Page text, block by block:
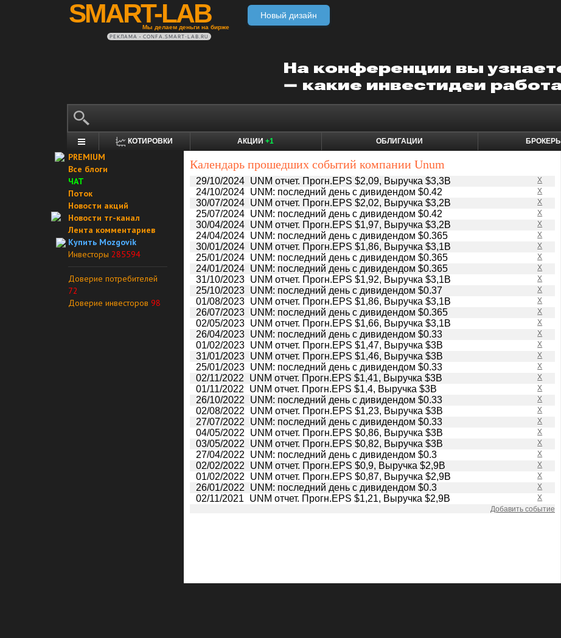
SMART-LAB
Мы делаем деньги на бирже
Новый дизайн
РЕКЛАМА • CONFA.SMART-LAB.RU
КОТИРОВКИ АКЦИИ +1 ОБЛИГАЦИИ БРОКЕРЫ
PREMIUM
Все блоги
ЧАТ
Поток
Новости акций
Новости тг-канал
Лента комментариев
Купить Mozgovik
Инвесторы 285594
Доверие потребителей
72
Доверие инвесторов 98
Календарь прошедших событий компании Unum
X
29/10/2024 UNM отчет. Прогн.EPS $2,09, Выручка $3,3B
X
24/10/2024 UNM: последний день с дивидендом $0.42
X
30/07/2024 UNM отчет. Прогн.EPS $2,02, Выручка $3,2B
X
25/07/2024 UNM: последний день с дивидендом $0.42
X
30/04/2024 UNM отчет. Прогн.EPS $1,97, Выручка $3,2B
X
24/04/2024 UNM: последний день с дивидендом $0.365
X
30/01/2024 UNM отчет. Прогн.EPS $1,86, Выручка $3,1B
X
25/01/2024 UNM: последний день с дивидендом $0.365
X
24/01/2024 UNM: последний день с дивидендом $0.365
X
31/10/2023 UNM отчет. Прогн.EPS $1,92, Выручка $3,1B
X
25/10/2023 UNM: последний день с дивидендом $0.37
X
01/08/2023 UNM отчет. Прогн.EPS $1,86, Выручка $3,1B
X
26/07/2023 UNM: последний день с дивидендом $0.365
X
02/05/2023 UNM отчет. Прогн.EPS $1,66, Выручка $3,1B
X
26/04/2023 UNM: последний день с дивидендом $0.33
X
01/02/2023 UNM отчет. Прогн.EPS $1,47, Выручка $3B
X
31/01/2023 UNM отчет. Прогн.EPS $1,46, Выручка $3B
X
25/01/2023 UNM: последний день с дивидендом $0.33
X
02/11/2022 UNM отчет. Прогн.EPS $1,41, Выручка $3B
X
01/11/2022 UNM отчет. Прогн.EPS $1,4, Выручка $3B
X
26/10/2022 UNM: последний день с дивидендом $0.33
X
02/08/2022 UNM отчет. Прогн.EPS $1,23, Выручка $3B
X
27/07/2022 UNM: последний день с дивидендом $0.33
X
04/05/2022 UNM отчет. Прогн.EPS $0,86, Выручка $3B
X
03/05/2022 UNM отчет. Прогн.EPS $0,82, Выручка $3B
X
27/04/2022 UNM: последний день с дивидендом $0.3
X
02/02/2022 UNM отчет. Прогн.EPS $0,9, Выручка $2,9B
X
01/02/2022 UNM отчет. Прогн.EPS $0,87, Выручка $2,9B
X
26/01/2022 UNM: последний день с дивидендом $0.3
X
02/11/2021 UNM отчет. Прогн.EPS $1,21, Выручка $2,9B
Добавить событие